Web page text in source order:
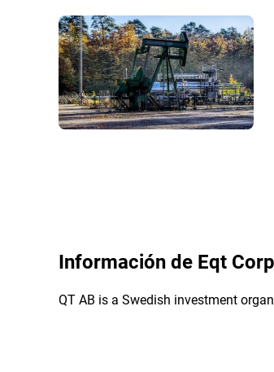
Información de Eqt Corp
QT AB is a Swedish investment